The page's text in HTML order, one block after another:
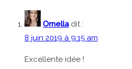
Ornella dit :
8 juin 2019 à 9:15 am
Excellente idée !